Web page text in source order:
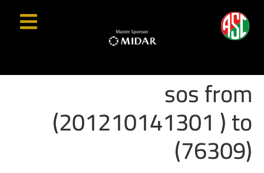
sos from
(201210141301 ) to
(76309)